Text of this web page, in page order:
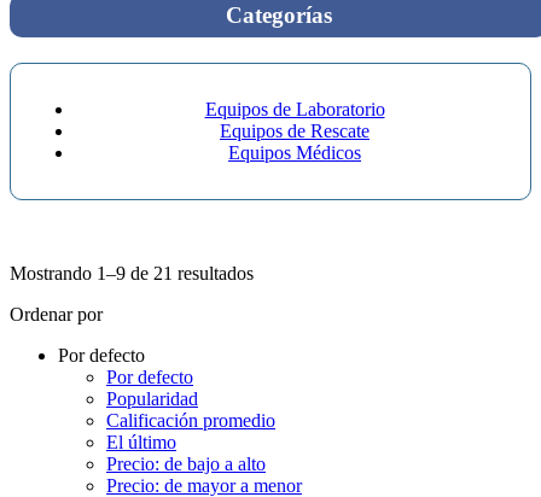
Categorías
Equipos de Laboratorio
Equipos de Rescate
Equipos Médicos
Mostrando 1–9 de 21 resultados
Ordenar por
Por defecto
Por defecto
Popularidad
Calificación promedio
El último
Precio: de bajo a alto
Precio: de mayor a menor